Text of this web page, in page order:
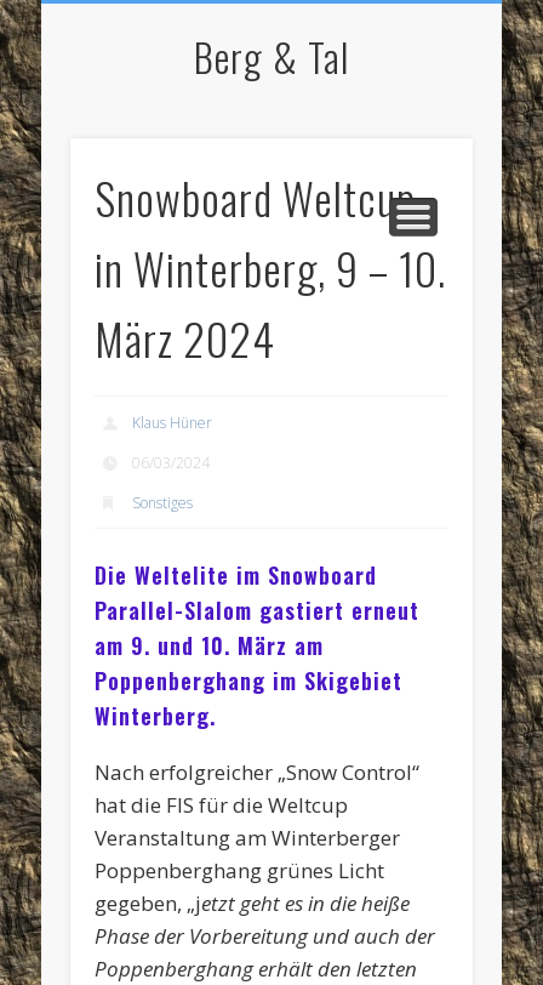
Berg & Tal
Snowboard Weltcup
in Winterberg, 9 – 10.
März 2024
Klaus Hüner
06/03/2024
Sonstiges
Die Weltelite im Snowboard
Parallel-Slalom gastiert erneut
am 9. und 10. März am
Poppenberghang im Skigebiet
Winterberg.
Nach erfolgreicher „Snow Control“
hat die FIS für die Weltcup
Veranstaltung am Winterberger
Poppenberghang grünes Licht
gegeben, „jetzt geht es in die heiße
Phase der Vorbereitung und auch der
Poppenberghang erhält den letzten